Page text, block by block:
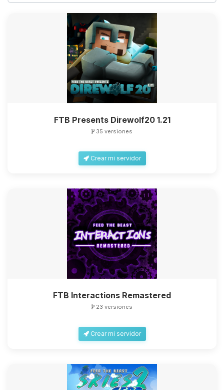
FTB Presents Direwolf20 1.21
35 versiones
Crear mi servidor
FTB Interactions Remastered
23 versiones
Crear mi servidor